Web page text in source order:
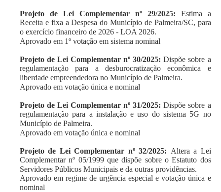
Projeto de Lei Complementar nº 29/2025: Estima a
Receita e fixa a Despesa do Município de Palmeira/SC, para
o exercício financeiro de 2026 - LOA 2026.
Aprovado em 1º votação em sistema nominal
Projeto de Lei Complementar nº 30/2025:Dispõe sobre a
regulamentação para a desburocratização econômica e
liberdade empreendedora no Município de Palmeira.
Aprovado em votação única e nominal
Projeto de Lei Complementar nº 31/2025:Dispõe sobre a
regulamentação para a instalação e uso do sistema 5G no
Município de Palmeira.
Aprovado em votação única e nominal
Projeto de Lei Complementar nº 32/2025: Altera a Lei
Complementar nº 05/1999 que dispõe sobre o Estatuto dos
Servidores Públicos Municipais e da outras providências.
Aprovado em regime de urgência especial e votação única e
nominal